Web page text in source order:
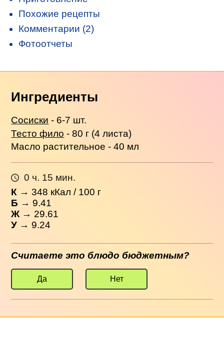
Похожие рецепты
Комментарии (2)
Фотоотчеты
Ингредиенты
Сосиски - 6-7 шт.
Тесто фило - 80 г (4 листа)
Масло растительное - 40 мл
0 ч. 15 мин.
К →348 кКал / 100 г
Б → 9.41
Ж → 29.61
У → 9.24
Считаете это блюдо бюджетным?
Да Нет